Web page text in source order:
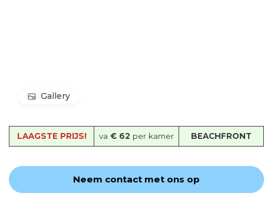
Gallery
LAAGSTE PRIJS! va € 62 per kamer BEACHFRONT
Neem contact met ons op